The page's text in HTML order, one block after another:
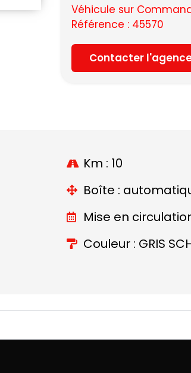
Véhicule sur
Référence : 45570
Contacter
Km : 10
Boîte :
Mise en
Couleur : GRIS